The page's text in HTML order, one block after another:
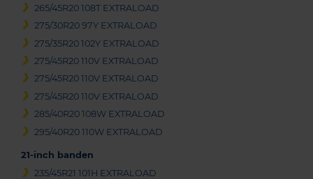
265/45R20 108T EXTRALOAD
275/30R20 97Y EXTRALOAD
275/35R20 102Y EXTRALOAD
275/45R20 110V EXTRALOAD
275/45R20 110V EXTRALOAD
275/45R20 110V EXTRALOAD
285/40R20 108W EXTRALOAD
295/40R20 110W EXTRALOAD
21-inch banden
235/45R21 101H EXTRALOAD